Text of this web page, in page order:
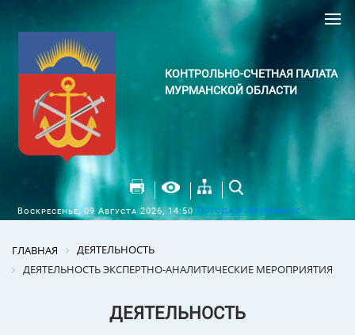
КОНТРОЛЬНО-СЧЕТНАЯ ПАЛАТА
МУРМАНСКОЙ ОБЛАСТИ
Воскресенье, 09 Августа 2026, 14:50 Погода в Мурманске
ГЛАВНАЯ
ДЕЯТЕЛЬНОСТЬ
ДЕЯТЕЛЬНОСТЬ ЭКСПЕРТНО-АНАЛИТИЧЕСКИЕ МЕРОПРИЯТИЯ
ДЕЯТЕЛЬНОСТЬ